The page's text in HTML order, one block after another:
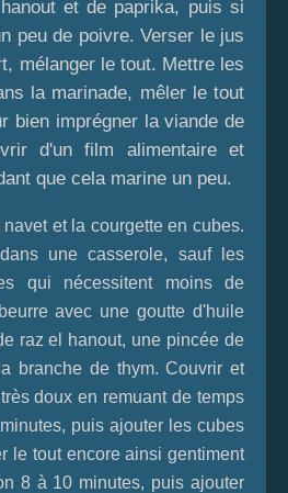
et de paprika, puis si
peu de poivre. Verser le jus
mélanger le tout. Mettre les
la marinade, mêler le tout
bien imprégner la viande de
d'un film alimentaire et
que cela marine un peu.
et la courgette en cubes.
une casserole, sauf les
qui nécessitent moins de
avec une goutte d'huile
raz el hanout, une pincée de
branche de thym. Couvrir et
doux en remuant de temps
puis ajouter les cubes
le tout encore ainsi gentiment
8 à 10 minutes, puis ajouter